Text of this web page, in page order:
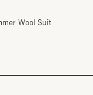
Wool Suit